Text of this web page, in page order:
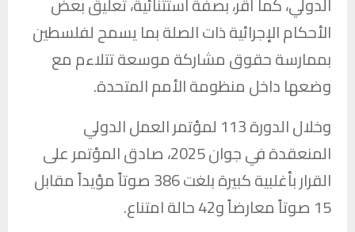
الأحكام الإجرائية ذات الصلة بما يسمح لفلسطين
بممارسة حقوق مشاركة موسعة تتلاءم مع
وضعها داخل منظومة الأمم المتحدة.
وخلال الدورة 113 لمؤتمر العمل الدولي
المنعقدة في جوان 2025، صادق المؤتمر على
القرار بأغلبية كبيرة بلغت 386 صوتاً مؤيداً مقابل
15 صوتاً معارضاً و42 حالة امتناع.